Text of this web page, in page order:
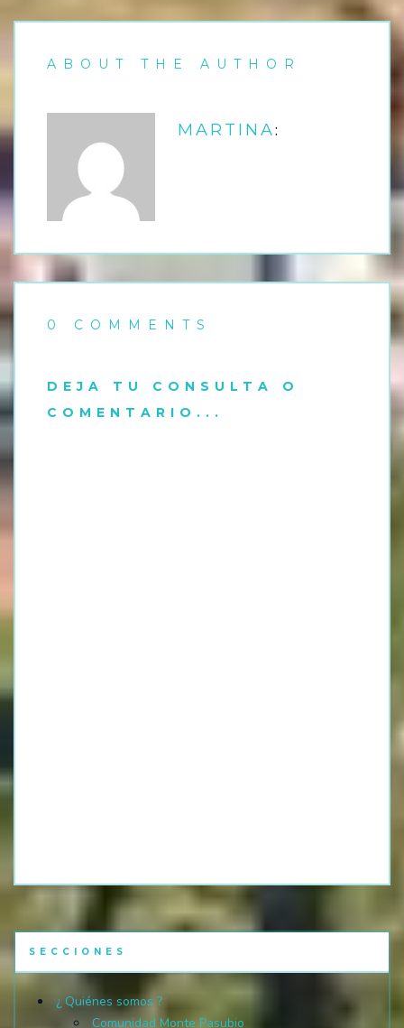
ABOUT THE AUTHOR
MARTINA:
0 COMMENTS
DEJA TU CONSULTA O
COMENTARIO...
SECCIONES
¿ Quiénes somos ?
Comunidad Monte Pasubio